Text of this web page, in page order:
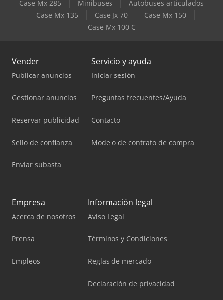
Case Mx 285 Minibuses
Autobuses articulados
Case Mx 135
Case Jx 70
Case Mx 150
Case Mx 100 C
Vender
Publicar anuncios
Gestionar anuncios
Reservar publicidad
Sello de confianza
Enviar subasta
Servicio y ayuda
Iniciar sesión
Preguntas frecuentes/Ayuda
Contacto
Modelo de contrato de compra
Empresa
Acerca de nosotros
Prensa
Empleos
Información legal
Aviso Legal
Términos y Condiciones
Reglas de mercado
Declaración de privacidad